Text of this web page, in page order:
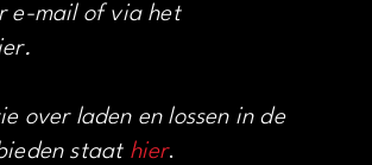
e-mail of via het
over laden en lossen in de
staat hier.